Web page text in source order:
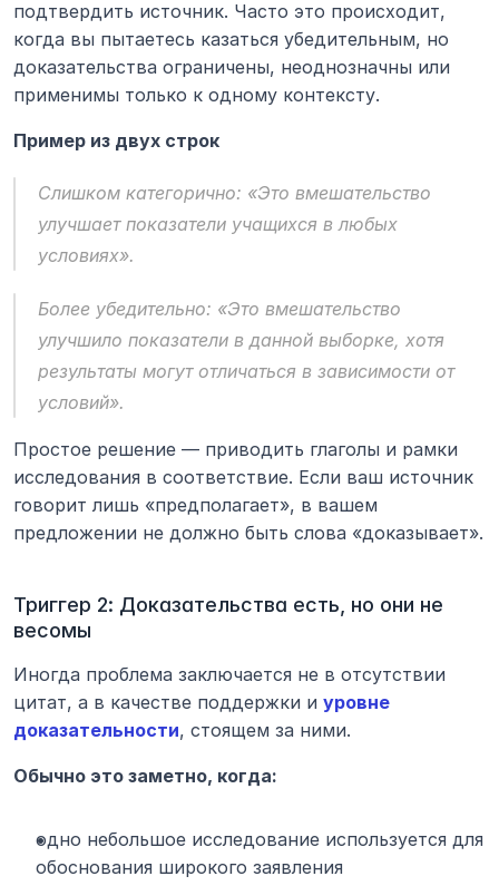
подтвердить источник. Часто это происходит,
когда вы пытаетесь казаться убедительным, но
доказательства ограничены, неоднозначны или
применимы только к одному контексту.
Пример из двух строк
Слишком категорично: «Это вмешательство
улучшает показатели учащихся в любых
условиях».
Более убедительно: «Это вмешательство
улучшило показатели в данной выборке, хотя
результаты могут отличаться в зависимости от
условий».
Простое решение — приводить глаголы и рамки
исследования в соответствие. Если ваш источник
говорит лишь «предполагает», в вашем
предложении не должно быть слова «доказывает».
Триггер 2: Доказательства есть, но они не
весомы
Иногда проблема заключается не в отсутствии
цитат, а в качестве поддержки и уровне
доказательности, стоящем за ними.
Обычно это заметно, когда:
одно небольшое исследование используется для
обоснования широкого заявления